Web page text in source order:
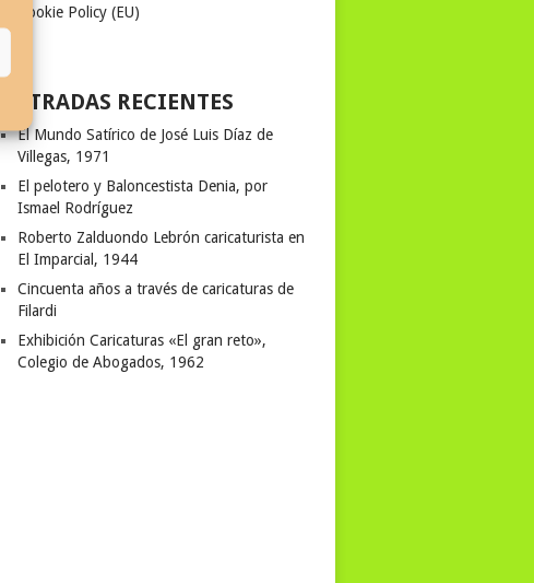
Cookie Policy (EU)
ENTRADAS RECIENTES
El Mundo Satírico de José Luis Díaz de
Villegas, 1971
El pelotero y Baloncestista Denia, por
Ismael Rodríguez
Roberto Zalduondo Lebrón caricaturista en
El Imparcial, 1944
Cincuenta años a través de caricaturas de
Filardi
Exhibición Caricaturas «El gran reto»,
Colegio de Abogados, 1962